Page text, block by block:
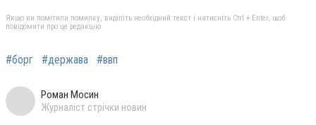
Якщо ви помітили помилку, виділіть необхідний текст і натисніть Ctrl + Enter, щоб
повідомити про це редакцію
#борг #держава #ввп
Роман Мосин
Журналіст стрічки новин